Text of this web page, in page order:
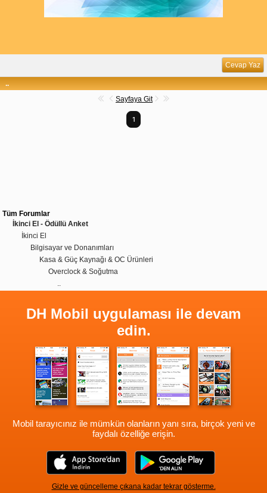
Cevap Yaz
..
Sayfaya Git
1
Tüm Forumlar
İkinci El - Ödüllü Anket
İkinci El
Bilgisayar ve Donanımları
Kasa & Güç Kaynağı & OC Ürünleri
Overclock & Soğutma
DH Mobil uygulaması ile devam
edin.
Mobil tarayıcınız ile mümkün olanların yanı sıra, birçok yeni ve
faydalı özelliğe erişin.
Gizle ve güncelleme çıkana kadar tekrar gösterme.